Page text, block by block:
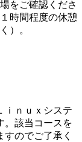
をご確認くださ
時間程度の休憩
）。
ｉｎｕｘシステ
。該当コースを
のでご了承く